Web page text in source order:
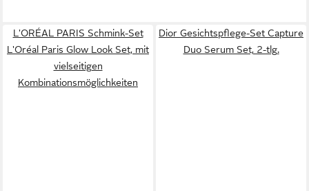
L'ORÉAL PARIS Schmink-Set
L'Oréal Paris Glow Look Set, mit
vielseitigen
Kombinationsmöglichkeiten
Dior Gesichtspflege-Set Capture
Duo Serum Set, 2-tlg.